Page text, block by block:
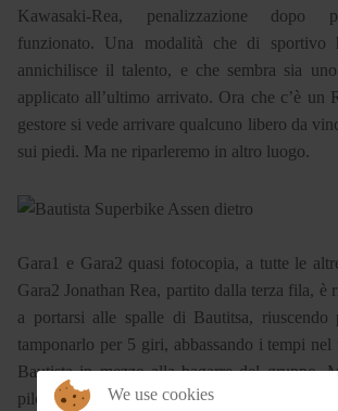
Kawasaki-Rea, penalizzazione dopo
funzionato. Una modalità che di sportivo
annichilisce il talento, e che sembra sia
applicato all’ultimo arrivato. Ora che c’è un
gestore si vede arrivare qualcuno libero da
sui piedi. Ma ne riparleremo in altro luogo.
Gara1 e Gara2 quasi fotocopia, a tutte le
Gara2 Jonathan Rea, partito dalla terza fila, è
a portarsi alle spalle di Bautitsa, riuscendo
tamponarlo per 5 giri, abbassando i tempi nel
Bautista in mezzo alla bagarre del gruppo.
pilota spagnolo è riuscito a passare e dopo
We use cookies